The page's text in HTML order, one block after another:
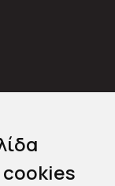
cookies